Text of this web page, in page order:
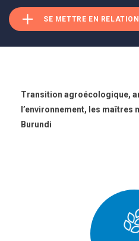
SE METTRE EN RELATION
Transition agroécologique,
l’environnement, les maîtres
Burundi